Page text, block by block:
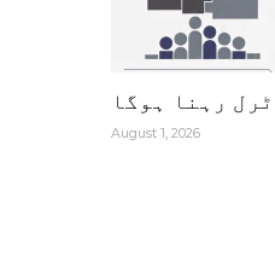
رہنا ہوگا
August 1, 2026